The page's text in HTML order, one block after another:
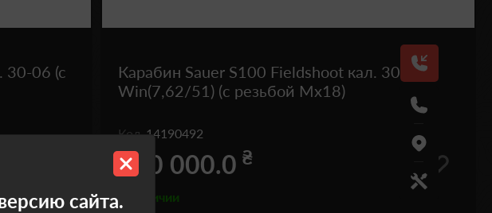
30-06 (с
Карабин Sauer S100 Fieldshoot кал. 308
Win(7,62/51) (с резьбой Мх18)
Код14190492
110 000.0 ₴
В наличии
сайта.